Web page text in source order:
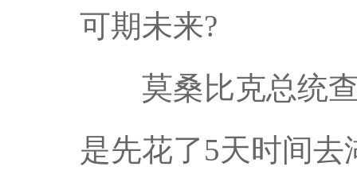
可期未来?
莫桑比克总统查
是先花了5天时间